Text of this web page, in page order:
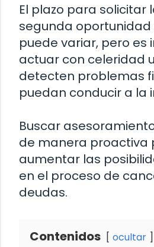
El plazo para solicitar
segunda oportunidad
puede variar, pero es
actuar con celeridad
detecten problemas
puedan conducir a la
Buscar
de manera proactiva
aumentar las
en el proceso de
deudas.
Contenidos ocultar